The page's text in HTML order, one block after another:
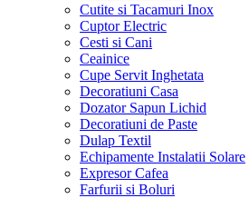
Cutite si Tacamuri Inox
Cuptor Electric
Cesti si Cani
Ceainice
Cupe Servit Inghetata
Decoratiuni Casa
Dozator Sapun Lichid
Decoratiuni de Paste
Dulap Textil
Echipamente Instalatii Solare
Expresor Cafea
Farfurii si Boluri